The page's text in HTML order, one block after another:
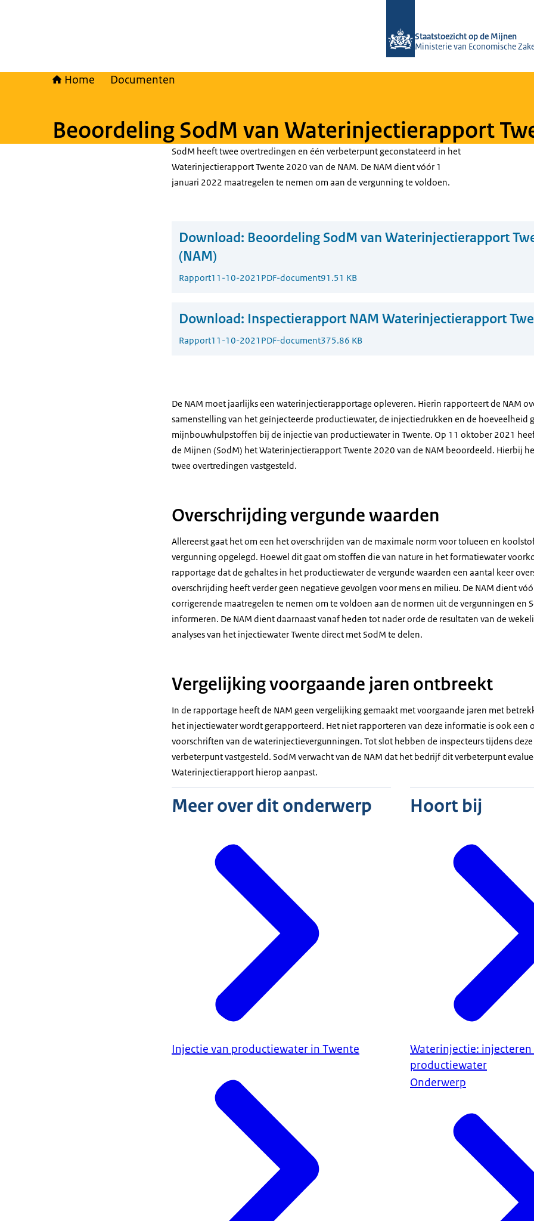
Staatstoezicht op de Mijnen
Ministerie van Economische
Home Documenten
Beoordeling SodM van Waterinjectierapport
SodM heeft twee overtredingen en één verbeterpunt geconstateerd in het
Waterinjectierapport Twente 2020 van de NAM. De NAM dient vóór 1
januari 2022 maatregelen te nemen om aan de vergunning te voldoen.
Download: Beoordeling SodM van Waterinjectierapport
(NAM)
Rapport11-10-2021 PDF-document91.51 KB
Download: Inspectierapport NAM Waterinjectierapport
Rapport11-10-2021 PDF-document375.86 KB
De NAM moet jaarlijks een waterinjectierapportage opleveren. Hierin rapporteert de NAM
samenstelling van het geïnjecteerde productiewater, de injectiedrukken en de hoeveelheid
mijnbouwhulpstoffen bij de injectie van productiewater in Twente. Op 11 oktober 2021
de Mijnen (SodM) het Waterinjectierapport Twente 2020 van de NAM beoordeeld. Hierbij
twee overtredingen vastgesteld.
Overschrijding vergunde waarden
Allereerst gaat het om een het overschrijden van de maximale norm voor tolueen en
vergunning opgelegd. Hoewel dit gaat om stoffen die van nature in het formatiewater
rapportage dat de gehaltes in het productiewater de vergunde waarden een aantal keer
overschrijding heeft verder geen negatieve gevolgen voor mens en milieu. De NAM dient
corrigerende maatregelen te nemen om te voldoen aan de normen uit de vergunningen en
informeren. De NAM dient daarnaast vanaf heden tot nader orde de resultaten van de
analyses van het injectiewater Twente direct met SodM te delen.
Vergelijking voorgaande jaren ontbreekt
In de rapportage heeft de NAM geen vergelijking gemaakt met voorgaande jaren met
het injectiewater wordt gerapporteerd. Het niet rapporteren van deze informatie is ook een
voorschriften van de waterinjectievergunningen. Tot slot hebben de inspecteurs tijdens
verbeterpunt vastgesteld. SodM verwacht van de NAM dat het bedrijf dit verbeterpunt
Waterinjectierapport hierop aanpast.
Meer over dit onderwerp
Injectie van productiewater in Twente
Hoort bij
Waterinjectie: injecteren
productiewater
Onderwerp